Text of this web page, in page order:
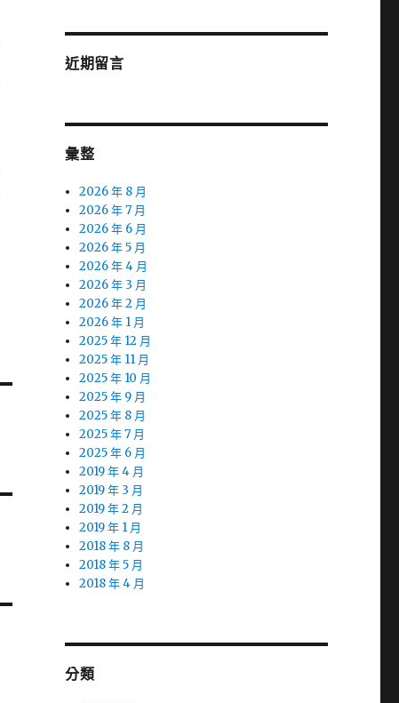
近期留言
彙整
2026 年 8 月
2026 年 7 月
2026 年 6 月
2026 年 5 月
2026 年 4 月
2026 年 3 月
2026 年 2 月
2026 年 1 月
2025 年 12 月
2025 年 11 月
2025 年 10 月
2025 年 9 月
2025 年 8 月
2025 年 7 月
2025 年 6 月
2019 年 4 月
2019 年 3 月
2019 年 2 月
2019 年 1 月
2018 年 8 月
2018 年 5 月
2018 年 4 月
分類